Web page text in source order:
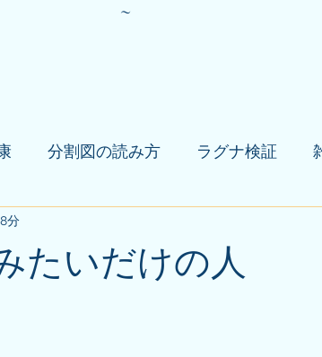
~
分割図の読み方 ラグナ検証
たいだけの人
分